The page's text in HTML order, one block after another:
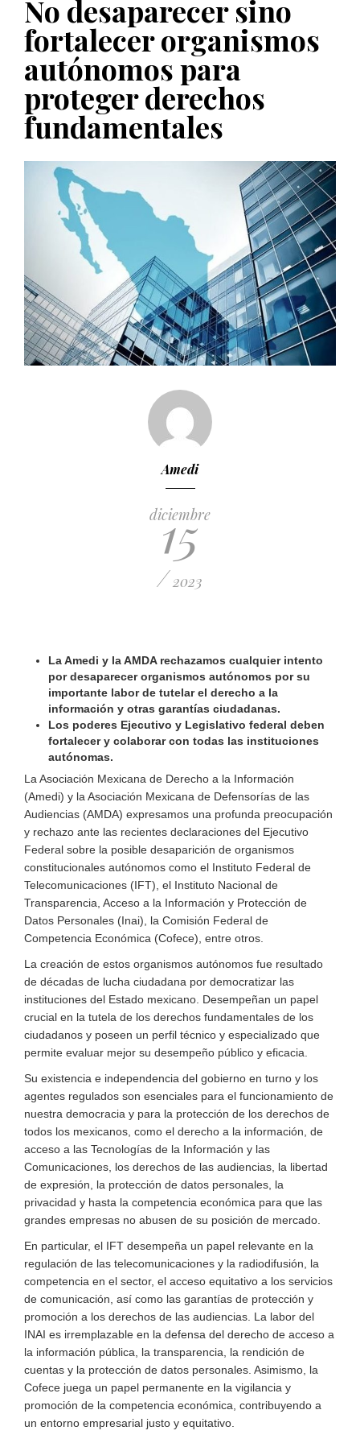
PUBLICADO EL 5 ENERO, 2023
No desaparecer sino
fortalecer organismos
autónomos para
proteger derechos
fundamentales
Amedi
diciembre
15
/ 2023
La Amedi y la AMDA rechazamos cualquier intento
por desaparecer organismos autónomos por su
importante labor de tutelar el derecho a la
información y otras garantías ciudadanas.
Los poderes Ejecutivo y Legislativo federal deben
fortalecer y colaborar con todas las instituciones
autónomas.
La Asociación Mexicana de Derecho a la Información
(Amedi) y la Asociación Mexicana de Defensorías de las
Audiencias (AMDA) expresamos una profunda preocupación
y rechazo ante las recientes declaraciones del Ejecutivo
Federal sobre la posible desaparición de organismos
constitucionales autónomos como el Instituto Federal de
Telecomunicaciones (IFT), el Instituto Nacional de
Transparencia, Acceso a la Información y Protección de
Datos Personales (Inai), la Comisión Federal de
Competencia Económica (Cofece), entre otros.
La creación de estos organismos autónomos fue resultado
de décadas de lucha ciudadana por democratizar las
instituciones del Estado mexicano. Desempeñan un papel
crucial en la tutela de los derechos fundamentales de los
ciudadanos y poseen un perfil técnico y especializado que
permite evaluar mejor su desempeño público y eficacia.
Su existencia e independencia del gobierno en turno y los
agentes regulados son esenciales para el funcionamiento de
nuestra democracia y para la protección de los derechos de
todos los mexicanos, como el derecho a la información, de
acceso a las Tecnologías de la Información y las
Comunicaciones, los derechos de las audiencias, la libertad
de expresión, la protección de datos personales, la
privacidad y hasta la competencia económica para que las
grandes empresas no abusen de su posición de mercado.
En particular, el IFT desempeña un papel relevante en la
regulación de las telecomunicaciones y la radiodifusión, la
competencia en el sector, el acceso equitativo a los servicios
de comunicación, así como las garantías de protección y
promoción a los derechos de las audiencias. La labor del
INAI es irremplazable en la defensa del derecho de acceso a
la información pública, la transparencia, la rendición de
cuentas y la protección de datos personales. Asimismo, la
Cofece juega un papel permanente en la vigilancia y
promoción de la competencia económica, contribuyendo a
un entorno empresarial justo y equitativo.